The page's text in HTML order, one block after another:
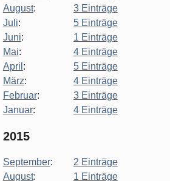
August:
3 Einträge
Juli:
5 Einträge
Juni:
1 Einträge
Mai:
4 Einträge
April :
5 Einträge
März:
4 Einträge
Februar:
3 Einträge
Januar: 4 Einträge
2015
September:
2 Einträge
August:
1 Einträge